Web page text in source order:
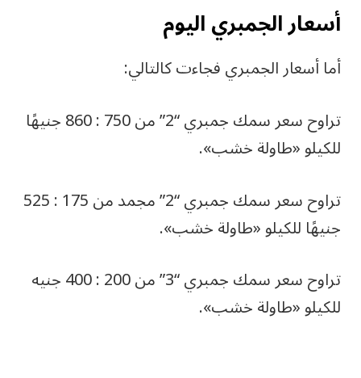
أسعار الجمبري اليوم
أما أسعار الجمبري فجاءت كالتالي:
تراوح سعر سمك جمبري “2” من 750 : 860 جنيهًا
للكيلو «طاولة خشب».
تراوح سعر سمك جمبري “2” مجمد من 175 : 525
جنيهًا للكيلو «طاولة خشب».
تراوح سعر سمك جمبري “3” من 200 : 400 جنيه
للكيلو «طاولة خشب».